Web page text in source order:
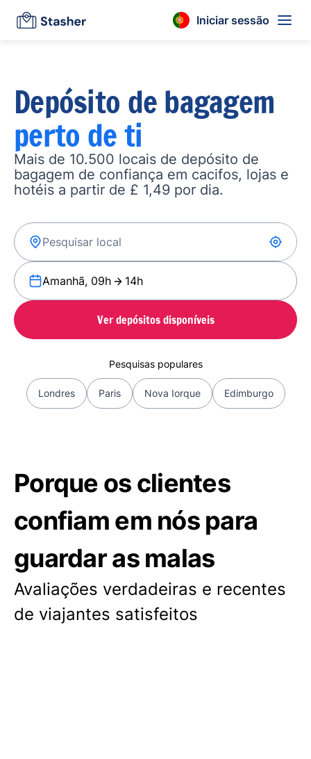
Iniciar sessão
Depósito de bagagem
perto de ti
Mais de 10.500 locais de depósito de
bagagem de confiança em cacifos, lojas e
hotéis a partir de £ 1,49 por dia.
Amanhã, 09h 14h
Ver depósitos disponíveis
Pesquisas populares
Londres Paris Nova Iorque Edimburgo
Porque os clientes
confiam em nós para
guardar as malas
Avaliações verdadeiras e recentes
de viajantes satisfeitos